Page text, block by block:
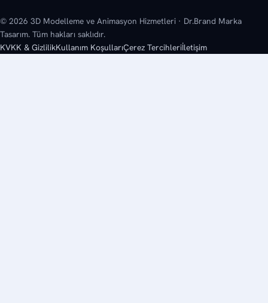
© 2026 3D Modelleme ve Animasyon Hizmetleri · Dr.Brand Marka
Tasarım. Tüm hakları saklıdır.
KVKK & GizlilikKullanım KoşullarıÇerez Tercihleriİletişim